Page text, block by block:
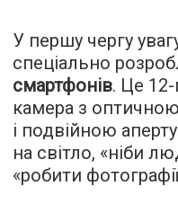
У першу чергу
спеціально
смартфонів. Це
камера з оптичною
і подвійною
на світло, «ніби
«робити